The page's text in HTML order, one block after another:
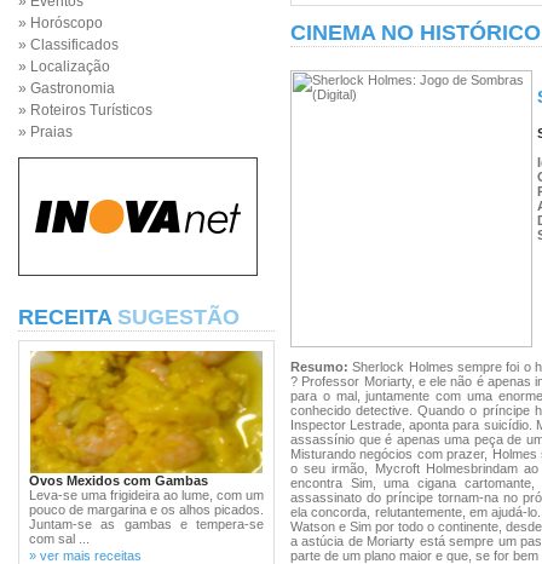
» Horóscopo
» Classificados
» Localização
» Gastronomia
» Roteiros Turísticos
» Praias
RECEITA SUGESTÃO
Ovos Mexidos com Gambas
Leva-se uma frigideira ao lume, com um
pouco de margarina e os alhos picados.
Juntam-se as gambas e tempera-se
com sal ...
» ver mais receitas
CINEMA NO HISTÓRICO
Resumo:Sherlock Holmes sempre foi o
? Professor Moriarty, e ele não é apenas
para o mal, juntamente com uma
conhecido detective. Quando o príncipe
Inspector Lestrade, aponta para suicídio.
assassínio que é apenas uma peça de
Misturando negócios com prazer,
o seu irmão, Mycroft Holmesbrindam
encontra Sim, uma cigana
assassinato do príncipe tornam-na no
ela concorda, relutantemente, em ajudá-
Watson e Sim por todo o continente,
a astúcia de Moriarty está sempre um
parte de um plano maior e que, se for